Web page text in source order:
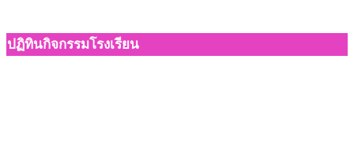
ปฏิทินกิจกรรมโรงเรียน